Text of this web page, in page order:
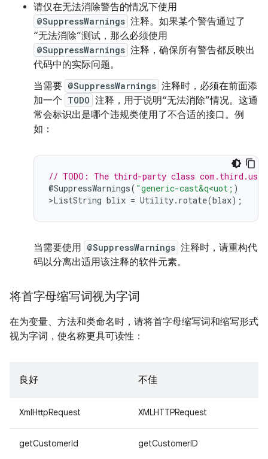
请仅在无法消除警告的情况下使用
@SuppressWarnings 注释。如果某个警告通过了
“无法消除”测试，那么必须使用
@SuppressWarnings 注释，确保所有警告都反映出
代码中的实际问题。
当需要 @SuppressWarnings 注释时，必须在前面添
加一个 TODO 注释，用于说明“无法消除”情况。这通
常会标识出是哪个违规类使用了不合适的接口。例
如：
// TODO: The third-party class
@SuppressWarnings( "generic-cast&q<uot; )
>ListString blix = Utility. rotate(blax);
当需要使用 @SuppressWarnings 注释时，请重构代
码以分离出适用该注释的软件元素。
将首字母缩写词视为字词
在为变量、方法和类命名时，请将首字母缩写词和缩写形式
视为字词，使名称更具可读性：
良好 不佳
XmlHttpRequest XMLHTTPRequest
getCustomerId getCustomerID